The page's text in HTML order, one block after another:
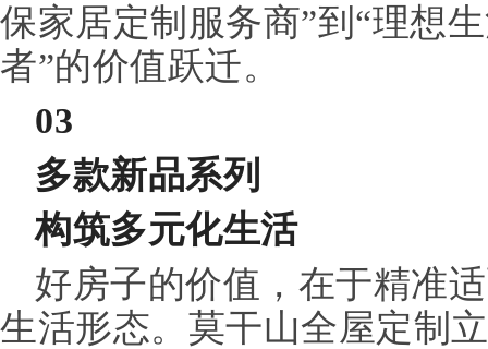
保家居定制服务商”到“理想
者”的价值跃迁。
03
多款新品系列
构筑多元化生活
好房子的价值，在于精准
生活形态。莫干山全屋定制